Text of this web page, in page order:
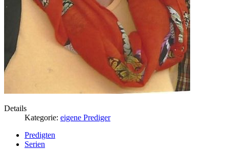
Details
Kategorie: eigene Prediger
Predigten
Serien